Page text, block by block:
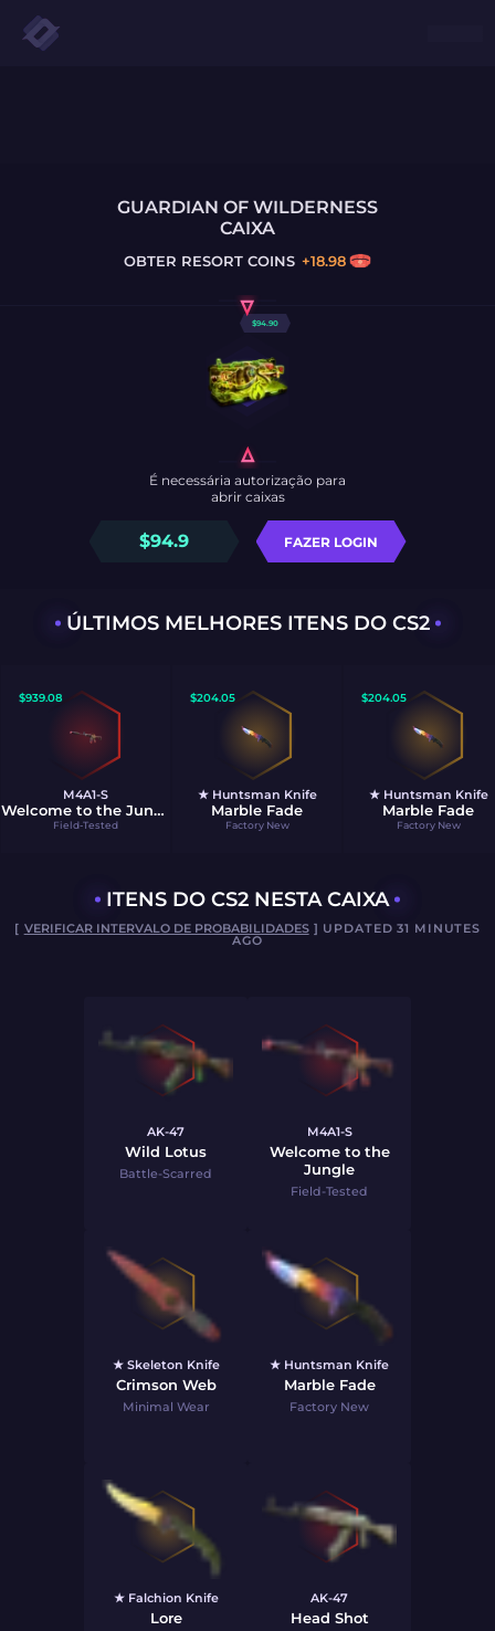
GUARDIAN OF WILDERNESS
CAIXA
OBTER RESORT COINS +18.98
$94.90
$94.9 FAZER LOGIN
É necessária autorização para
abrir caixas
ÚLTIMOS MELHORES ITENS DO CS2
$939.08
M4A1-S
Welcome to the Jungle
Field-Tested
$204.05
★ Huntsman Knife
Marble Fade
Factory New
$204.05
★ Huntsman Knife
Marble Fade
Factory New
ITENS DO CS2 NESTA CAIXA
[ VERIFICAR INTERVALO DE PROBABILIDADES] UPDATED 31 MINUTES
AGO
AK-47
Wild Lotus
Battle-Scarred
M4A1-S
Welcome to the
Jungle
Field-Tested
★ Skeleton Knife
Crimson Web
Minimal Wear
★ Huntsman Knife
Marble Fade
Factory New
★ Falchion Knife
Lore
AK-47
Head Shot